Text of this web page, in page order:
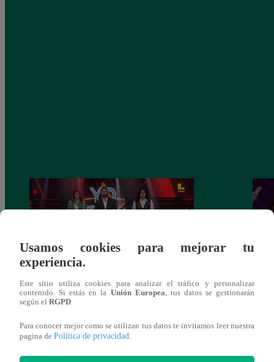
Yo Soy GRANDES BATALLAS: ¡El
Pájaro Gómez venció a Miguel Mateos y
mantuvo su silla de consagrado!
Yo
Usamos cookies para mejorar tu
experiencia.
Este sitio utiliza cookies para analizar el tráfico y personalizar
contenido. Si estás en la Unión Europea , tus datos se gestionarán
según el RGPD
Para conocer mejor como se utilizan tus datos te invitamos leer nuestra
pagina de Política de privacidad